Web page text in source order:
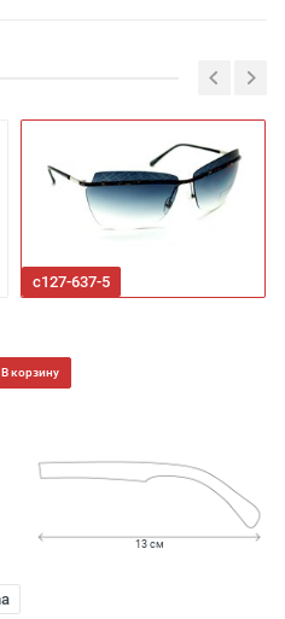
c127-637-5
В корзину
13 см